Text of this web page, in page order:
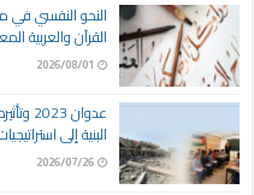
النحو النفسي في
القرآن والعربية
2026/08/01
البنية إلى
2026/07/26